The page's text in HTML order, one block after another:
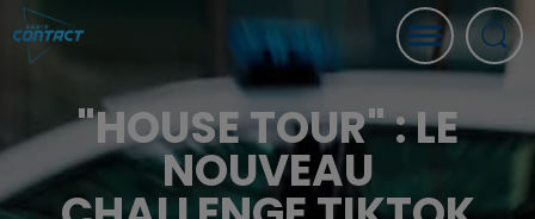
"HOUSE TOUR" : LE
NOUVEAU